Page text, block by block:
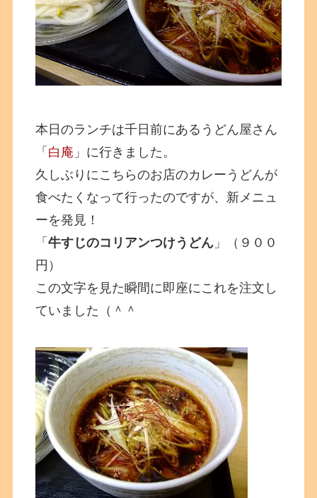
本日のランチは千日前にあるうどん屋さん
「 白庵 」に行きました。
久しぶりにこちらのお店のカレーうどんが
食べたくなって行ったのですが、新メニュ
ーを発見！
「牛すじのコリアンつけうどん 」（９００
円）
この文字を見た瞬間に即座にこれを注文し
ていました（＾＾